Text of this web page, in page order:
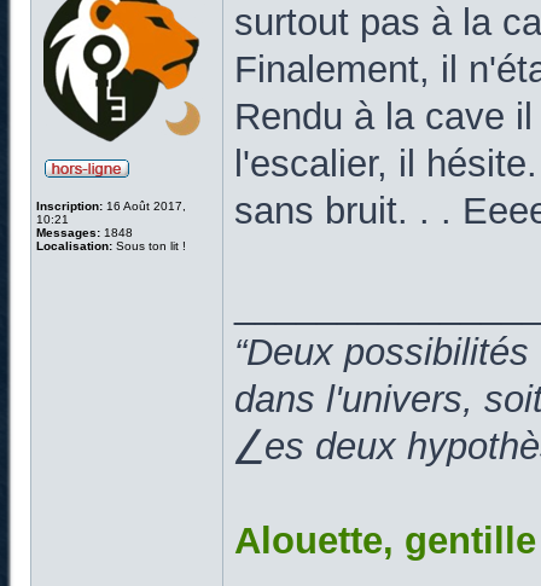
Inscription: 16 Août 2017,
10:21
Messages: 1848
Localisation: Sous ton lit !
surtout pas à la
Finalement, il
Rendu à la cave
l'escalier, il
sans bruit. . .
“Deux
dans l'univers,
⎳es deux
Alouette,